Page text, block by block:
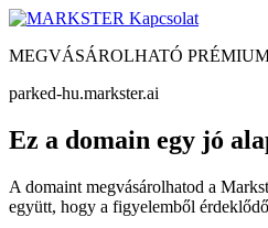
Kapcsolat
MEGVÁSÁROLHATÓ
parked-hu.markster.ai
Ez a domain egy jó
A domaint megvásárolhatod a
együtt, hogy a figyelemből